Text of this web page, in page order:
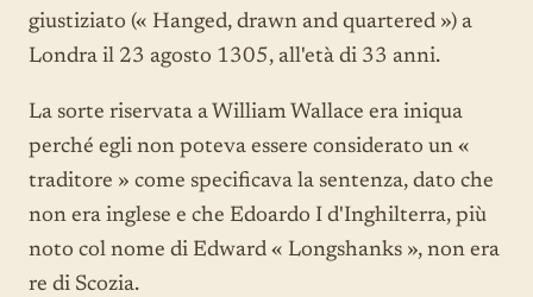
giustiziato (« Hanged, drawn and quartered ») a
Londra il 23 agosto 1305, all'età di 33 anni.
La sorte riservata a William Wallace era iniqua
perché egli non poteva essere considerato un «
traditore » come specificava la sentenza, dato che
non era inglese e che Edoardo I d'Inghilterra, più
noto col nome di Edward « Longshanks », non era
re di Scozia.